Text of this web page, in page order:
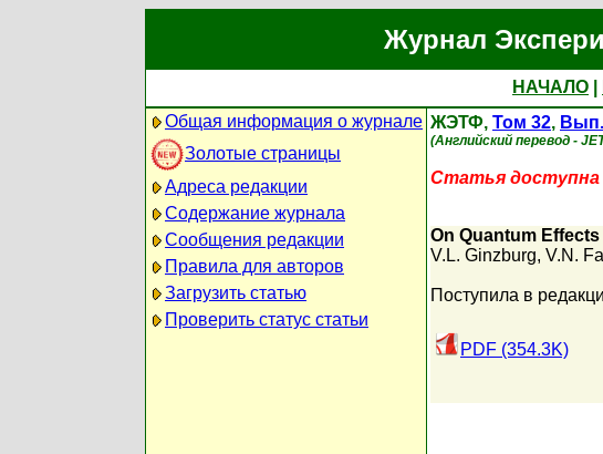
Журнал
НАЧАЛО
Общая информация о журнале
Золотые страницы
Адреса редакции
Содержание журнала
Сообщения редакции
Правила для авторов
Загрузить статью
Проверить статус статьи
ЖЭТФ, Том 32,
(Английский перевод -
Статья доступна
On Quantum
V.L. Ginzburg, V.N.
Поступила в
PDF (354.3K)